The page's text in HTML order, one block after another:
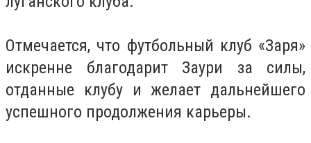
Отмечается, что футбольный клуб «Заря»
искренне благодарит Заури за силы,
отданные клубу и желает дальнейшего
успешного продолжения карьеры.